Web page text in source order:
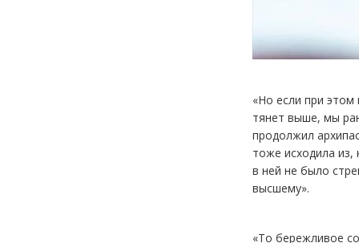
«Но если при
тянет выше, мы
продолжил
тоже исходила
в ней не было
высшему».
«То бережливое